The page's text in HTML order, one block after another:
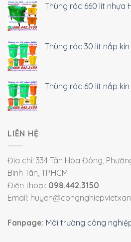
Thùng rác 660 lít nhựa
Thùng rác 30 lít nắp kín
Thùng rác 60 lít nắp kín
LIÊN HỆ
Địa chỉ: 334 Tân Hòa Đông,
Bình Tân, TP.HCM
Điện thoại: 098.442.3150
Email:
Fanpage: Môi trường công